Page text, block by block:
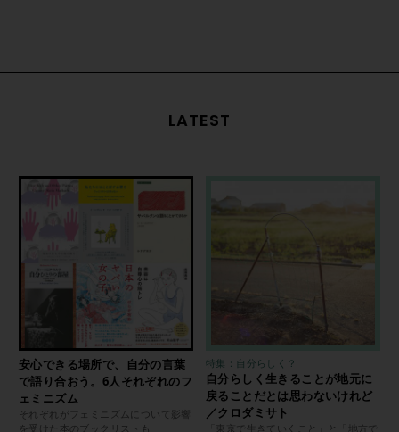
LATEST
安心できる場所で、自分の言葉
で語り合おう。6人それぞれのフ
ェミニズム
それぞれがフェミニズムについて影響
を受けた本のブックリストも
特集：自分らしく？
自分らしく生きることが地元に
戻ることだとは思わないけれど
／クロダミサト
「東京で生きていくこと」と「地方で